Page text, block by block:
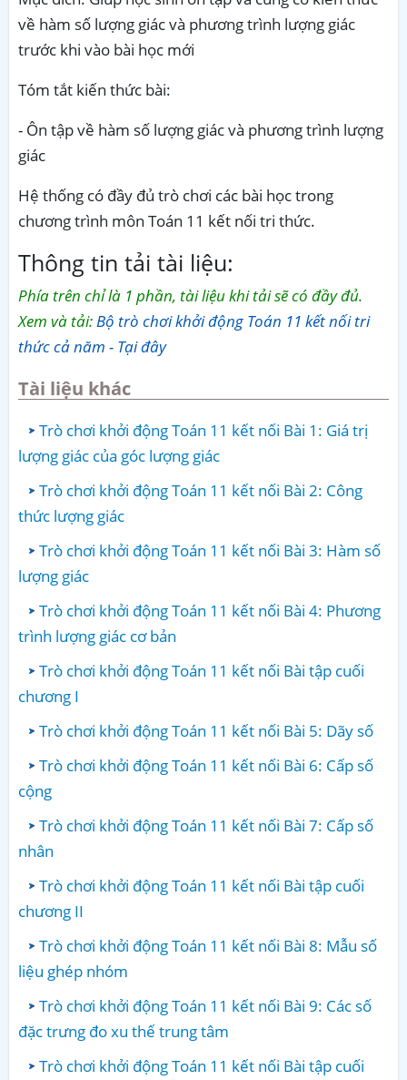
về hàm số lượng giác và phương trình lượng giác
trước khi vào bài học mới
Tóm tắt kiến thức bài:
- Ôn tập về hàm số lượng giác và phương trình lượng
giác
Hệ thống có đầy đủ trò chơi các bài học trong
chương trình môn Toán 11 kết nối tri thức.
Thông tin tải tài liệu:
Phía trên chỉ là 1 phần, tài liệu khi tải sẽ có đầy đủ.
Xem và tải:Bộ trò chơi khởi động Toán 11 kết nối tri
thức cả năm - Tại đây
Tài liệu khác
Trò chơi khởi động Toán 11 kết nối Bài 1: Giá trị
lượng giác của góc lượng giác
Trò chơi khởi động Toán 11 kết nối Bài 2: Công
thức lượng giác
Trò chơi khởi động Toán 11 kết nối Bài 3: Hàm số
lượng giác
Trò chơi khởi động Toán 11 kết nối Bài 4: Phương
trình lượng giác cơ bản
Trò chơi khởi động Toán 11 kết nối Bài tập cuối
chương I
Trò chơi khởi động Toán 11 kết nối Bài 5: Dãy số
Trò chơi khởi động Toán 11 kết nối Bài 6: Cấp số
cộng
Trò chơi khởi động Toán 11 kết nối Bài 7: Cấp số
nhân
Trò chơi khởi động Toán 11 kết nối Bài tập cuối
chương II
Trò chơi khởi động Toán 11 kết nối Bài 8: Mẫu số
liệu ghép nhóm
Trò chơi khởi động Toán 11 kết nối Bài 9: Các số
đặc trưng đo xu thế trung tâm
Trò chơi khởi động Toán 11 kết nối Bài tập cuối